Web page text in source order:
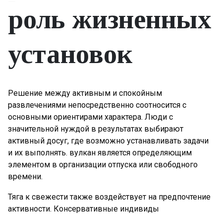
роль жизненных
установок
Решение между активным и спокойным
развлечениями непосредственно соотносится с
основными ориентирами характера. Люди с
значительной нуждой в результатах выбирают
активный досуг, где возможно устанавливать задачи
и их выполнять. вулкан является определяющим
элементом в организации отпуска или свободного
времени.
Тяга к свежести также воздействует на предпочтение
активности. Консервативные индивиды